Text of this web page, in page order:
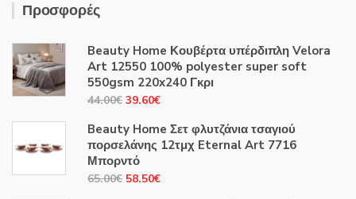
Προσφορές
Beauty Home Κουβέρτα υπέρδιπλη Velora
Art 12550 100% polyester super soft
550gsm 220x240 Γκρι
44.00€ Original
was:
44.00€.
39.60€Η
τιμή
είναι:
39.60€.
Beauty Home Σετ φλυτζάνια τσαγιού
πορσελάνης 12τμχ Eternal Art 7716
Μπορντό
65.00€ Original
58.50€Η